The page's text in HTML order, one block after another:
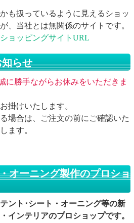
も扱っているように見えるショッ
、当社とは無関係のサイトです。
ョッピングサイトURL
らせ
に勝手ながらお休みをいただきま
掛けいたします。
場合は、ご注文の前にご確認いた
ます。
オーニング製作のプロショ
ント･シート・オーニング等の新
インテリアのプロショップです。